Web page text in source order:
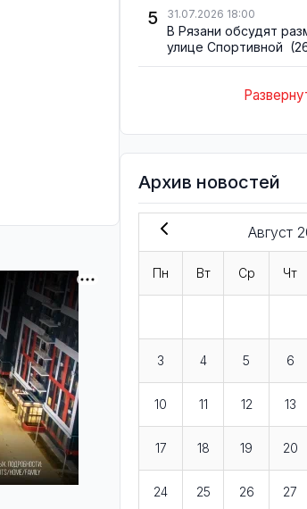
5 31.07.2026 18:00
В Рязани обсудят
улице Спортивной
Архив новостей
Август
Пн Вт Ср Чт
3 4 5 6
10 11 12 13
17 18 19 20
24 25 26 27